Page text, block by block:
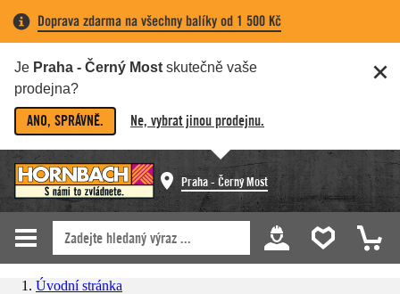
Doprava zdarma na všechny balíky od 1 500 Kč
Je Praha - Černý Most skutečně vaše
prodejna?
ANO, SPRÁVNĚ. Ne, vybrat jinou prodejnu.
Praha - Černý Most
Úvodní stránka